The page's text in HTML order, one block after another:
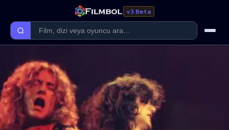
v3 Beta
Ana Sayfa
Forum
Kategoriler
Kaliteler